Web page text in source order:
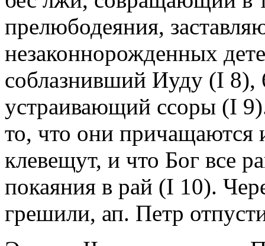
прелюбодеяния,
незаконнорожденных
соблазнивший Иуду (I 8),
устраивающий ссоры (I
то, что они причащаются
клевещут, и что Бог все
покаяния в рай (I 10).
грешили, ап. Петр